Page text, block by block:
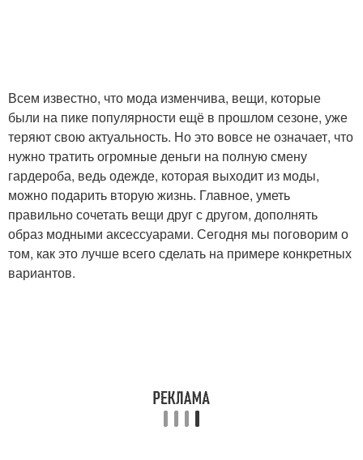
Всем известно, что мода изменчива, вещи, которые
были на пике популярности ещё в прошлом сезоне, уже
теряют свою актуальность. Но это вовсе не означает, что
нужно тратить огромные деньги на полную смену
гардероба, ведь одежде, которая выходит из моды,
можно подарить вторую жизнь. Главное, уметь
правильно сочетать вещи друг с другом, дополнять
образ модными аксессуарами. Сегодня мы поговорим о
том, как это лучше всего сделать на примере конкретных
вариантов.